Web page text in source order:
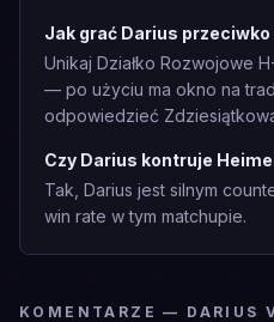
Jak grać Darius
Unikaj Działko Rozwojowe
— po użyciu ma okno na
odpowiedzieć
Czy Darius kontruje
Tak, Darius jest silnym
win rate w tym matchupie.
KOMENTARZE — DARIUS